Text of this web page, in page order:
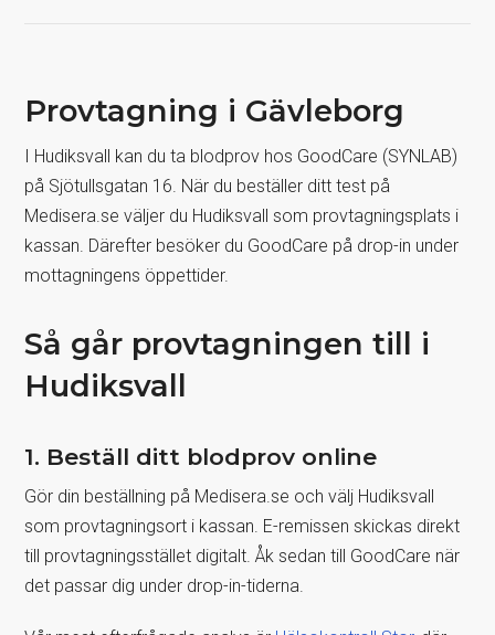
Provtagning i Gävleborg
I Hudiksvall kan du ta blodprov hos GoodCare (SYNLAB)
på Sjötullsgatan 16. När du beställer ditt test på
Medisera.se väljer du Hudiksvall som provtagningsplats i
kassan. Därefter besöker du GoodCare på drop-in under
mottagningens öppettider.
Så går provtagningen till i
Hudiksvall
1. Beställ ditt blodprov online
Gör din beställning på Medisera.se och välj Hudiksvall
som provtagningsort i kassan. E-remissen skickas direkt
till provtagningsstället digitalt. Åk sedan till GoodCare när
det passar dig under drop-in-tiderna.